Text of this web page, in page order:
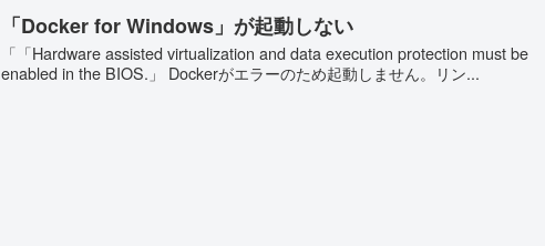
「Docker for Windows」が起動しない
「「Hardware assisted virtualization and data execution protection must be
enabled in the BIOS.」 Dockerがエラーのため起動しません。リン...